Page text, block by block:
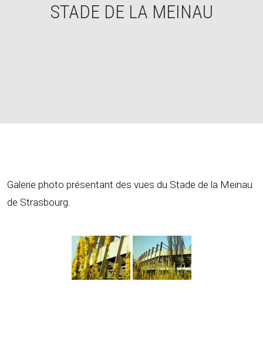
STADE DE LA MEINAU
Galerie photo présentant des vues du Stade de la Meinau
de Strasbourg.